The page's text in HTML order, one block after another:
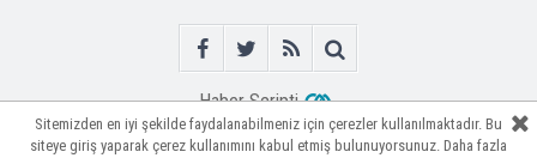
Haber Scripti
Sitemizden en iyi şekilde faydalanabilmeniz için çerezler kullanılmaktadır. Bu
siteye giriş yaparak çerez kullanımını kabul etmiş bulunuyorsunuz. Daha fazla
Sitemizden en iyi şekilde faydalanabilmeniz için çerezler kullanılmaktadır. Bu
siteye giriş yaparak çerez kullanımını kabul etmiş bulunuyorsunuz. Daha fazla
Sitemizden en iyi şekilde faydalanabilmeniz için çerezler kullanılmaktadır. Bu
siteye giriş yaparak çerez kullanımını kabul etmiş bulunuyorsunuz. Daha fazla